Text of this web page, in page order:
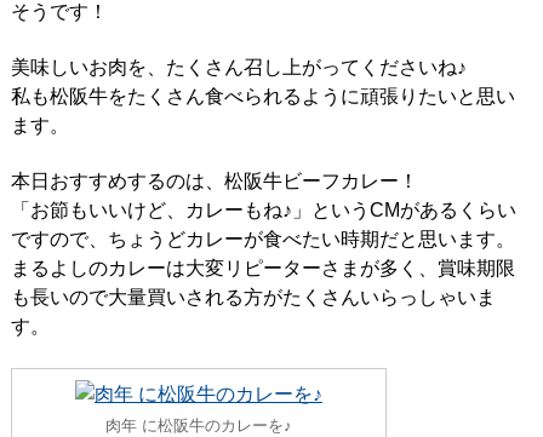
そうです！
美味しいお肉を、たくさん召し上がってくださいね♪
私も松阪牛をたくさん食べられるように頑張りたいと思い
ます。
本日おすすめするのは、松阪牛ビーフカレー！
「お節もいいけど、カレーもね♪」というCMがあるくらい
ですので、ちょうどカレーが食べたい時期だと思います。
まるよしのカレーは大変リピーターさまが多く、賞味期限
も長いので大量買いされる方がたくさんいらっしゃいま
す。
肉年 に松阪牛のカレーを♪